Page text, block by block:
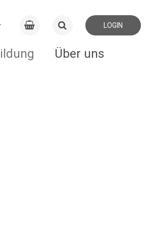
LOGIN
Über uns